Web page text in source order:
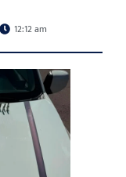
12:12 am